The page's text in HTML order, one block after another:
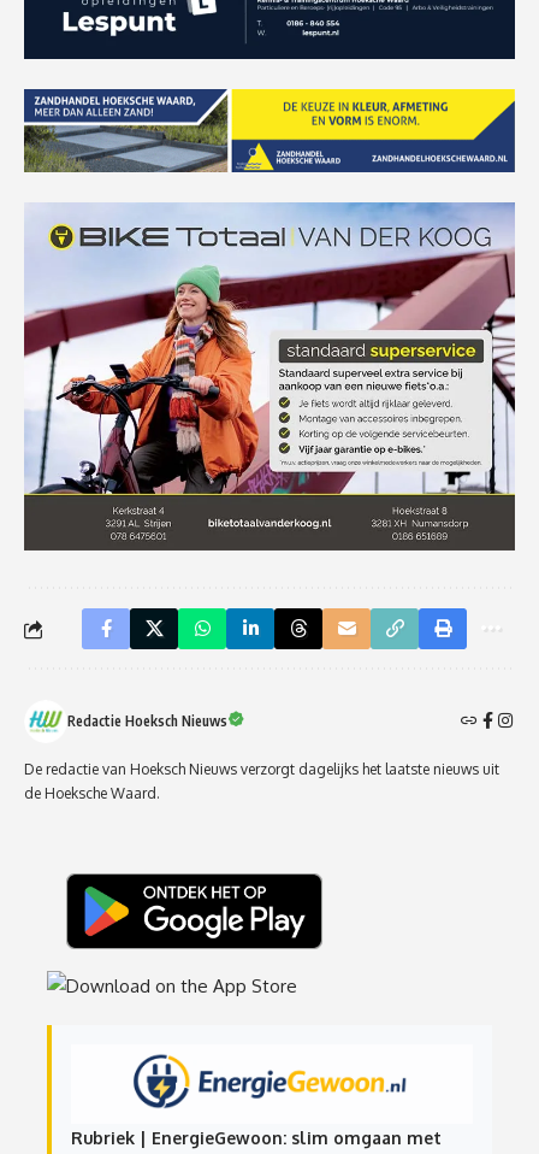
Redactie Hoeksch Nieuws
De redactie van Hoeksch Nieuws verzorgt dagelijks het laatste nieuws uit
de Hoeksche Waard.
Rubriek | EnergieGewoon: slim omgaan met